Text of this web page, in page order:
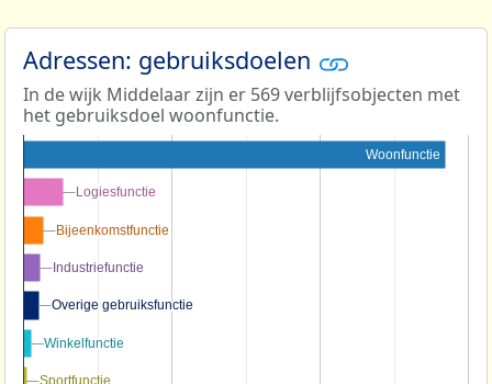
Adressen: gebruiksdoelen
In de wijk Middelaar zijn er 569 verblijfsobjecten met
het gebruiksdoel woonfunctie.
Woonfunctie
Logiesfunctie
Logiesfunctie
Bijeenkomstfunctie
Bijeenkomstfunctie
Industriefunctie
Industriefunctie
Overige gebruiksfunctie
Overige gebruiksfunctie
Winkelfunctie
Winkelfunctie
Sportfunctie
Sportfunctie